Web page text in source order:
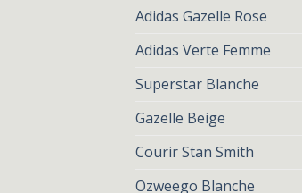
Adidas Gazelle Rose
Adidas Verte Femme
Superstar Blanche
Gazelle Beige
Courir Stan Smith
Ozweego Blanche